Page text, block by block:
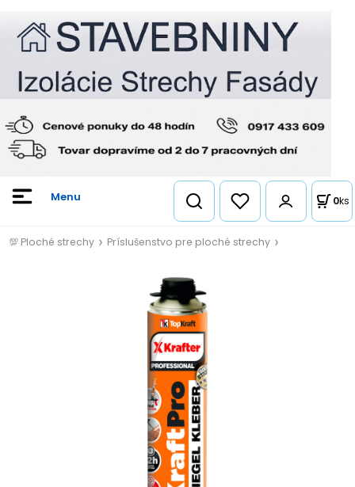
0ks
💯 Ploché strechy Príslušenstvo pre ploché strechy